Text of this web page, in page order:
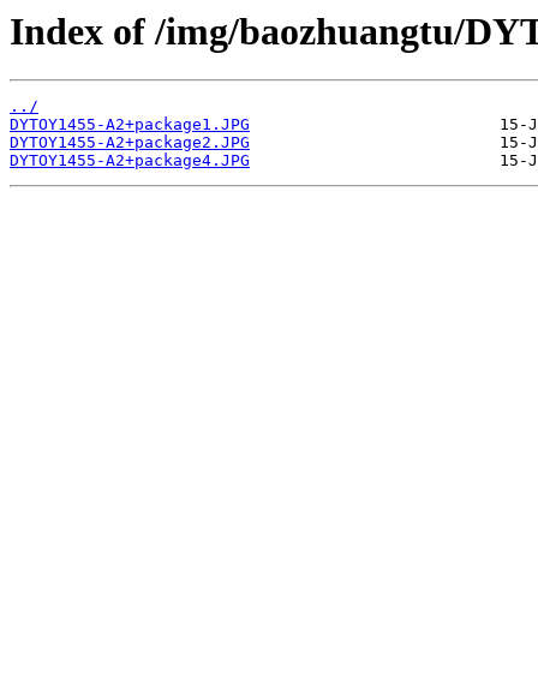
Index of /img/baozhuangtu/
../
DYTOY1455-A2+package1.JPG
DYTOY1455-A2+package2.JPG
DYTOY1455-A2+package4.JPG